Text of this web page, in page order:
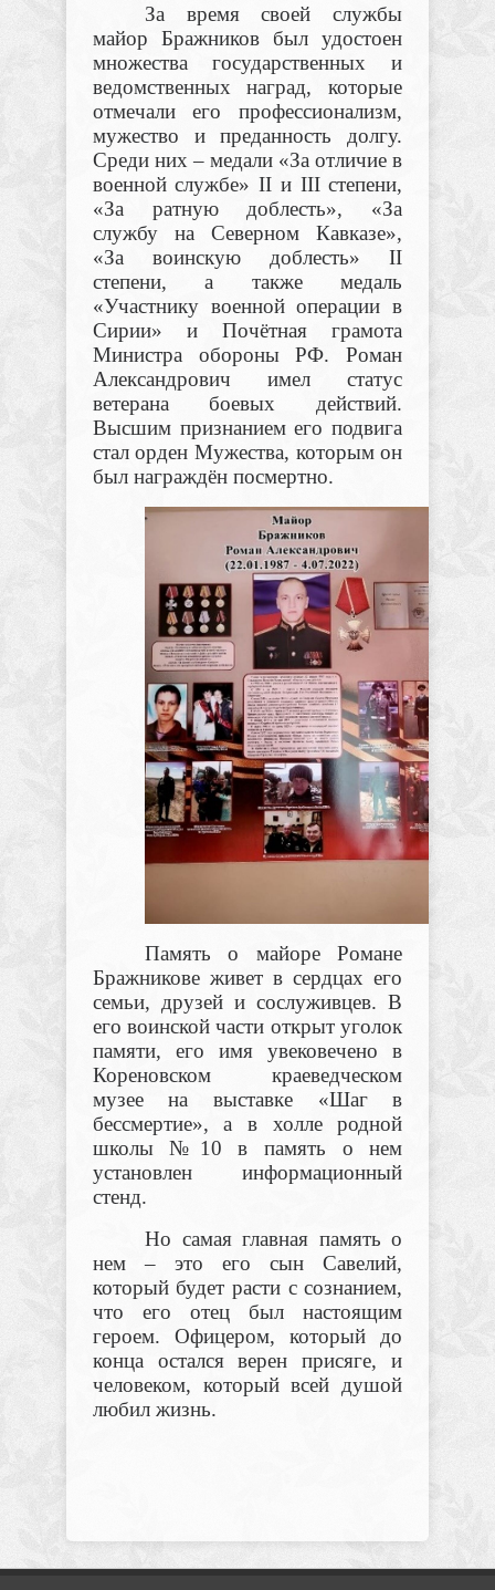
За время своей службы
майор Бражников был удостоен
множества государственных и
ведомственных наград, которые
отмечали его профессионализм,
мужество и преданность долгу.
Среди них – медали «За отличие в
военной службе» II и III степени,
«За ратную доблесть», «За
службу на Северном Кавказе»,
«За воинскую доблесть» II
степени, а также медаль
«Участнику военной операции в
Сирии» и Почётная грамота
Министра обороны РФ. Роман
Александрович имел статус
ветерана боевых действий.
Высшим признанием его подвига
стал орден Мужества, которым он
был награждён посмертно.
Память о майоре Романе
Бражникове живет в сердцах его
семьи, друзей и сослуживцев. В
его воинской части открыт уголок
памяти, его имя увековечено в
Кореновском краеведческом
музее на выставке «Шаг в
бессмертие», а в холле родной
школы №10 в память о нем
установлен информационный
стенд.
Но самая главная память о
нем – это его сын Савелий,
который будет расти с сознанием,
что его отец был настоящим
героем. Офицером, который до
конца остался верен присяге, и
человеком, который всей душой
любил жизнь.